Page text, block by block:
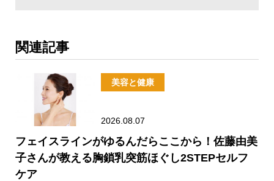
関連記事
美容と健康
2026.08.07
フェイスラインがゆるんだらここから！佐藤由美
子さんが教える胸鎖乳突筋ほぐし2STEPセルフ
ケア